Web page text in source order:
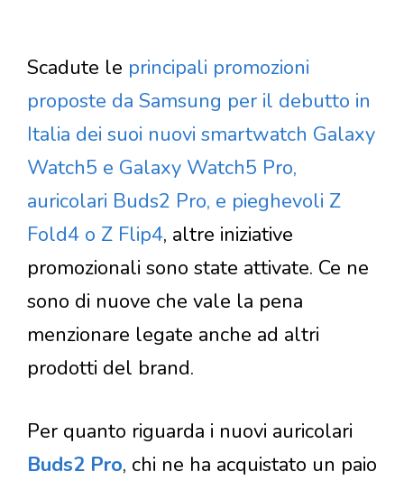
Scadute le principali promozioni
proposte da Samsung per il debutto in
Italia dei suoi nuovi smartwatch Galaxy
Watch5 e Galaxy Watch5 Pro,
auricolari Buds2 Pro, e pieghevoli Z
Fold4 o Z Flip4, altre iniziative
promozionali sono state attivate. Ce ne
sono di nuove che vale la pena
menzionare legate anche ad altri
prodotti del brand.
Per quanto riguarda i nuovi auricolari
Buds2 Pro, chi ne ha acquistato un paio